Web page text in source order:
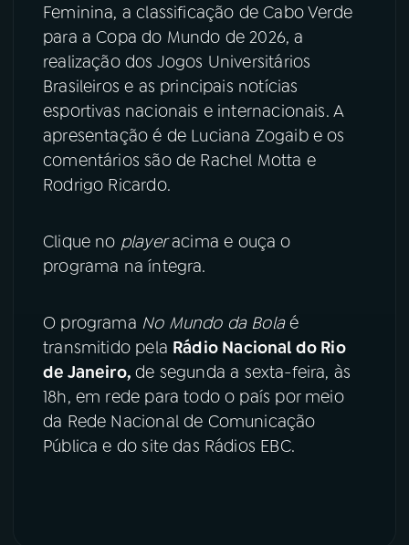
Instagram X
TikTok
Feminina, a classificação de Cabo Verde
para a Copa do Mundo de 2026, a
realização dos Jogos Universitários
Brasileiros e as principais notícias
esportivas nacionais e internacionais. A
apresentação é de Luciana Zogaib e os
comentários são de Rachel Motta e
Rodrigo Ricardo.
Clique no playeracima e ouça o
programa na íntegra.
O programa No Mundo da Bolaé
transmitido pela Rádio Nacional do Rio
de Janeiro,de segunda a sexta-feira, às
18h, em rede para todo o país por meio
da Rede Nacional de Comunicação
Pública e do site das Rádios EBC.